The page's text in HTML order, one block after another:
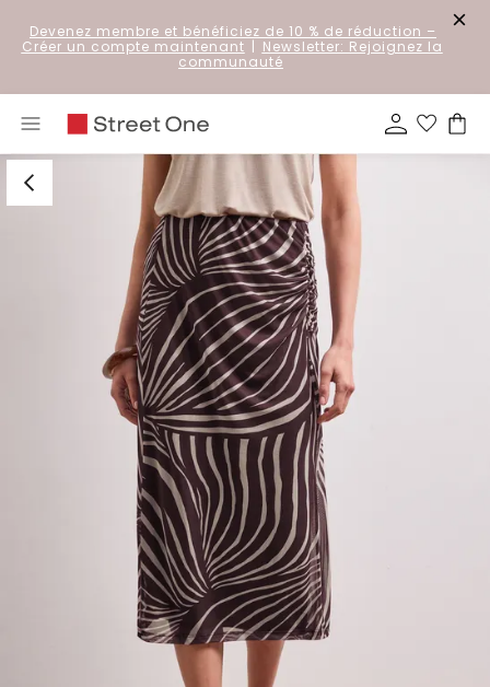
Devenez membre et bénéficiez de 10 % de réduction –
Créer un compte maintenant | Newsletter: Rejoignez la
communauté